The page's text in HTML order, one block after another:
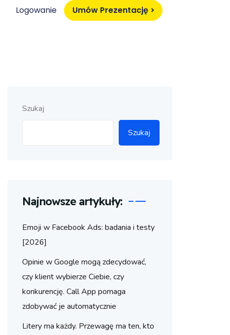
Logowanie Umów Prezentację >
Szukaj
Szukaj
Najnowsze artykuły:
Emoji w Facebook Ads: badania i testy
[2026]
Opinie w Google mogą zdecydować,
czy klient wybierze Ciebie, czy
konkurencję. Call App pomaga
zdobywać je automatycznie
Litery ma każdy. Przewagę ma ten, kto